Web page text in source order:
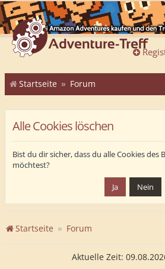
Startseite Forum
Alle Cookies löschen
Bist du dir sicher, dass du alle Cookies des
möchtest?
Startseite Forum
Aktuelle Zeit: